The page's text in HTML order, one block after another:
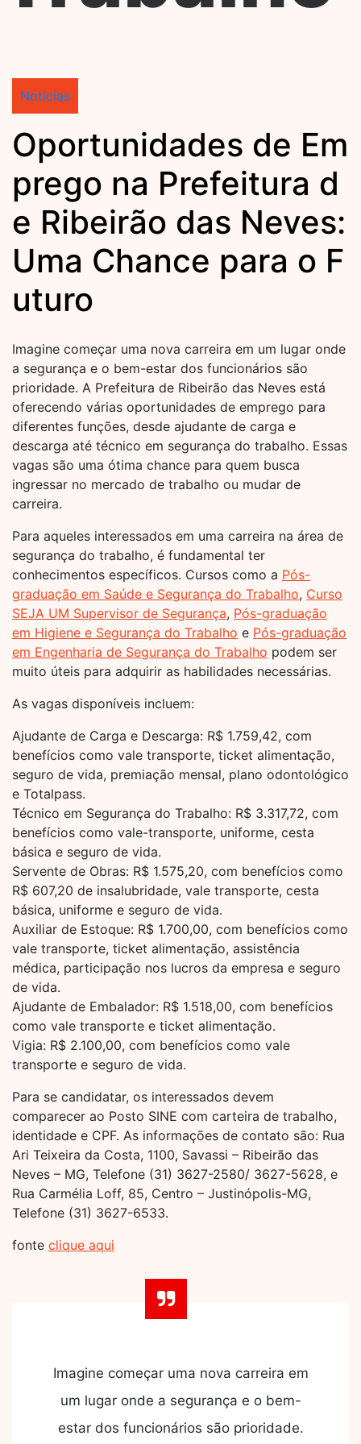
Notícias
Oportunidades de Em
prego na Prefeitura d
e Ribeirão das Neves:
Uma Chance para o F
uturo
Imagine começar uma nova carreira em um lugar onde
a segurança e o bem-estar dos funcionários são
prioridade. A Prefeitura de Ribeirão das Neves está
oferecendo várias oportunidades de emprego para
diferentes funções, desde ajudante de carga e
descarga até técnico em segurança do trabalho. Essas
vagas são uma ótima chance para quem busca
ingressar no mercado de trabalho ou mudar de
carreira.
Para aqueles interessados em uma carreira na área de
segurança do trabalho, é fundamental ter
conhecimentos específicos. Cursos como a Pós-
graduação em Saúde e Segurança do Trabalho, Curso
SEJA UM Supervisor de Segurança, Pós-graduação
em Higiene e Segurança do Trabalho e Pós-graduação
em Engenharia de Segurança do Trabalho podem ser
muito úteis para adquirir as habilidades necessárias.
As vagas disponíveis incluem:
Ajudante de Carga e Descarga: R$ 1.759,42, com
benefícios como vale transporte, ticket alimentação,
seguro de vida, premiação mensal, plano odontológico
e Totalpass.
Técnico em Segurança do Trabalho: R$ 3.317,72, com
benefícios como vale-transporte, uniforme, cesta
básica e seguro de vida.
Servente de Obras: R$ 1.575,20, com benefícios como
R$ 607,20 de insalubridade, vale transporte, cesta
básica, uniforme e seguro de vida.
Auxiliar de Estoque: R$ 1.700,00, com benefícios como
vale transporte, ticket alimentação, assistência
médica, participação nos lucros da empresa e seguro
de vida.
Ajudante de Embalador: R$ 1.518,00, com benefícios
como vale transporte e ticket alimentação.
Vigia: R$ 2.100,00, com benefícios como vale
transporte e seguro de vida.
Para se candidatar, os interessados devem
comparecer ao Posto SINE com carteira de trabalho,
identidade e CPF. As informações de contato são: Rua
Ari Teixeira da Costa, 1100, Savassi – Ribeirão das
Neves – MG, Telefone (31) 3627-2580/ 3627-5628, e
Rua Carmélia Loff, 85, Centro – Justinópolis-MG,
Telefone (31) 3627-6533.
fonte clique aqui
Imagine começar uma nova carreira em
um lugar onde a segurança e o bem-
estar dos funcionários são prioridade.